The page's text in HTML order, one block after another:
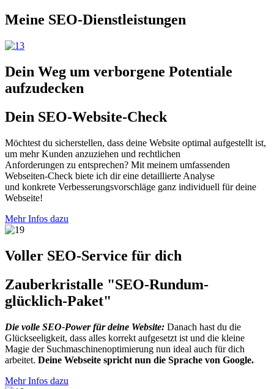
Meine SEO-Dienstleistungen
Dein Weg um verborgene Potentiale
aufzudecken
Dein SEO-Website-Check
Möchtest du sicherstellen, dass deine Website optimal aufgestellt ist,
um mehr Kunden anzuziehen und rechtlichen
Anforderungen zu entsprechen? Mit meinem umfassenden
Webseiten-Check biete ich dir eine detaillierte Analyse
und konkrete Verbesserungsvorschläge ganz individuell für deine
Webseite!
Mehr Infos dazu
Voller SEO-Service für dich
Zauberkristalle "SEO-Rundum-
glücklich-Paket"
Die volle SEO-Power für deine Website: Danach hast du die
Glückseeligkeit, dass alles korrekt aufgesetzt ist und die kleine
Magie der Suchmaschinenoptimierung nun ideal auch für dich
arbeitet. Deine Webseite spricht nun die Sprache von Google.
Mehr Infos dazu